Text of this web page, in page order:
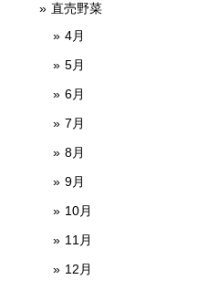
直売野菜
4月
5月
6月
7月
8月
9月
10月
11月
12月